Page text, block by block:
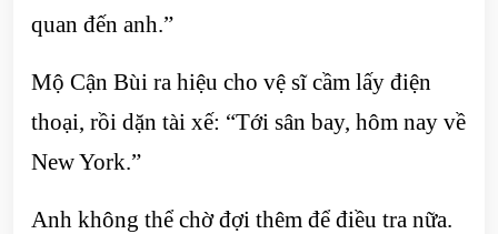
quan đến anh.”
Mộ Cận Bùi ra hiệu cho vệ sĩ cầm lấy điện
thoại, rồi dặn tài xế: “Tới sân bay, hôm nay về
New York.”
Anh không thể chờ đợi thêm để điều tra nữa.